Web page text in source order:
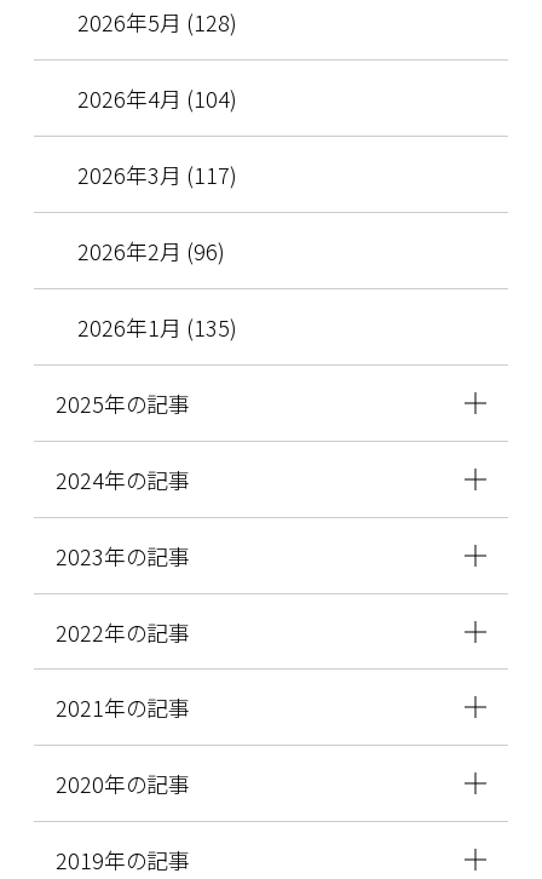
2026年5月 (128)
2026年4月 (104)
2026年3月 (117)
2026年2月 (96)
2026年1月 (135)
2025年の記事
2024年の記事
2023年の記事
2022年の記事
2021年の記事
2020年の記事
2019年の記事